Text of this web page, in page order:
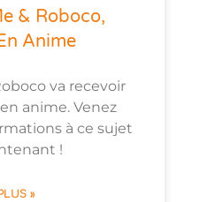
& Roboco,
Anime
va recevoir
anime. Venez
à ce sujet
!
»